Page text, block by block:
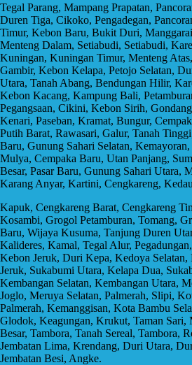
Tegal Parang, Mampang Prapatan,
Duren Tiga, Cikoko, Pengadegan,
Timur, Kebon Baru, Bukit Duri,
Menteng Dalam, Setiabudi, Setiabudi,
Kuningan, Kuningan Timur, Menteng
Gambir, Kebon Kelapa, Petojo Selatan,
Utara, Tanah Abang, Bendungan Hilir,
Kebon Kacang, Kampung Bali,
Pegangsaan, Cikini, Kebon Sirih,
Kenari, Paseban, Kramat, Bungur,
Putih Barat, Rawasari, Galur, Tanah
Baru, Gunung Sahari Selatan,
Mulya, Cempaka Baru, Utan Panjang,
Besar, Pasar Baru, Gunung Sahari Utara,
Karang Anyar, Kartini, Cengkareng,
Kapuk, Cengkareng Barat, Cengkareng
Kosambi, Grogol Petamburan, Tomang,
Baru, Wijaya Kusuma, Tanjung Duren
Kalideres, Kamal, Tegal Alur,
Kebon Jeruk, Duri Kepa, Kedoya
Jeruk, Sukabumi Utara, Kelapa Dua,
Kembangan Selatan, Kembangan Utara,
Joglo, Meruya Selatan, Palmerah, Slipi,
Palmerah, Kemanggisan, Kota Bambu
Glodok, Keagungan, Krukut, Taman Sari,
Besar, Tambora, Tanah Sereal, Tambora,
Jembatan Lima, Krendang, Duri Utara,
Jembatan Besi, Angke.